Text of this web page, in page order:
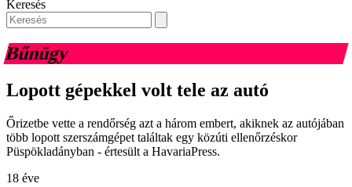
Keresés
Bűnügy
Lopott gépekkel volt tele az autó
Őrizetbe vette a rendőrség azt a három embert, akiknek az autójában
több lopott szerszámgépet találtak egy közúti ellenőrzéskor
Püspökladányban - értesült a HavariaPress.
18 éve